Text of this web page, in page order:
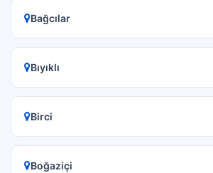
Bağcılar
Bıyıklı
Birci
Boğaziçi